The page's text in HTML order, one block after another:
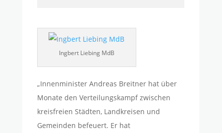
Ingbert Liebing MdB
„Innenminister Andreas Breitner hat über
Monate den Verteilungskampf zwischen
kreisfreien Städten, Landkreisen und
Gemeinden befeuert. Er hat